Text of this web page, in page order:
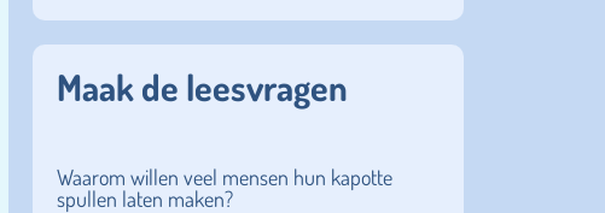
Maak de leesvragen
Waarom willen veel mensen hun kapotte
spullen laten maken?